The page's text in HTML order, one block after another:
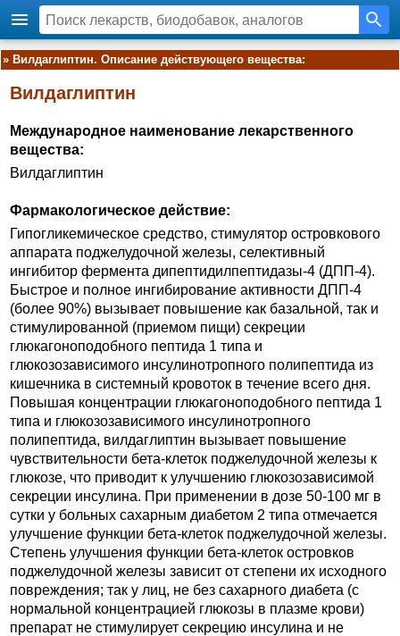
» Вилдаглиптин. Описание действующего вещества:
Вилдаглиптин
Международное наименование лекарственного
вещества:
Вилдаглиптин
Фармакологическое действие:
Гипогликемическое средство, стимулятор островкового
аппарата поджелудочной железы, селективный
ингибитор фермента дипептидилпептидазы-4 (ДПП-4).
Быстрое и полное ингибирование активности ДПП-4
(более 90%) вызывает повышение как базальной, так и
стимулированной (приемом пищи) секреции
глюкагоноподобного пептида 1 типа и
глюкозозависимого инсулинотропного полипептида из
кишечника в системный кровоток в течение всего дня.
Повышая концентрации глюкагоноподобного пептида 1
типа и глюкозозависимого инсулинотропного
полипептида, вилдаглиптин вызывает повышение
чувствительности бета-клеток поджелудочной железы к
глюкозе, что приводит к улучшению глюкозозависимой
секреции инсулина. При применении в дозе 50-100 мг в
сутки у больных сахарным диабетом 2 типа отмечается
улучшение функции бета-клеток поджелудочной железы.
Степень улучшения функции бета-клеток островков
поджелудочной железы зависит от степени их исходного
повреждения; так у лиц, не без сахарного диабета (с
нормальной концентрацией глюкозы в плазме крови)
препарат не стимулирует секрецию инсулина и не